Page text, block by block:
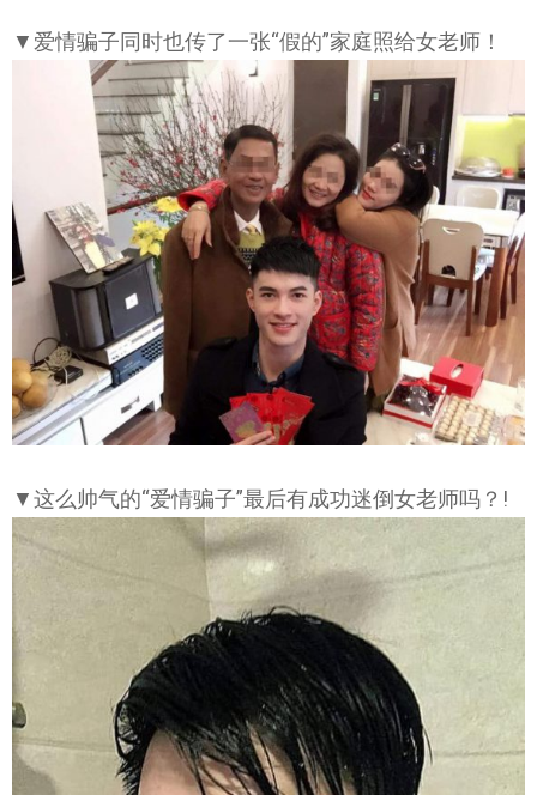
▼爱情骗子同时也传了一张“假的”家庭照给女老师！
▼这么帅气的“爱情骗子”最后有成功迷倒女老师吗？!